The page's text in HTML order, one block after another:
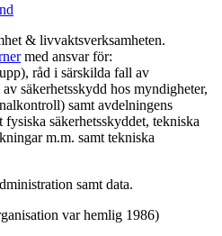
& livvaktsverksamheten.
med ansvar för:
råd i särskilda fall av
säkerhetsskydd hos myndigheter,
samt avdelningens
fysiska säkerhetsskyddet, tekniska
m.m. samt tekniska
samt data.
var hemlig 1986)